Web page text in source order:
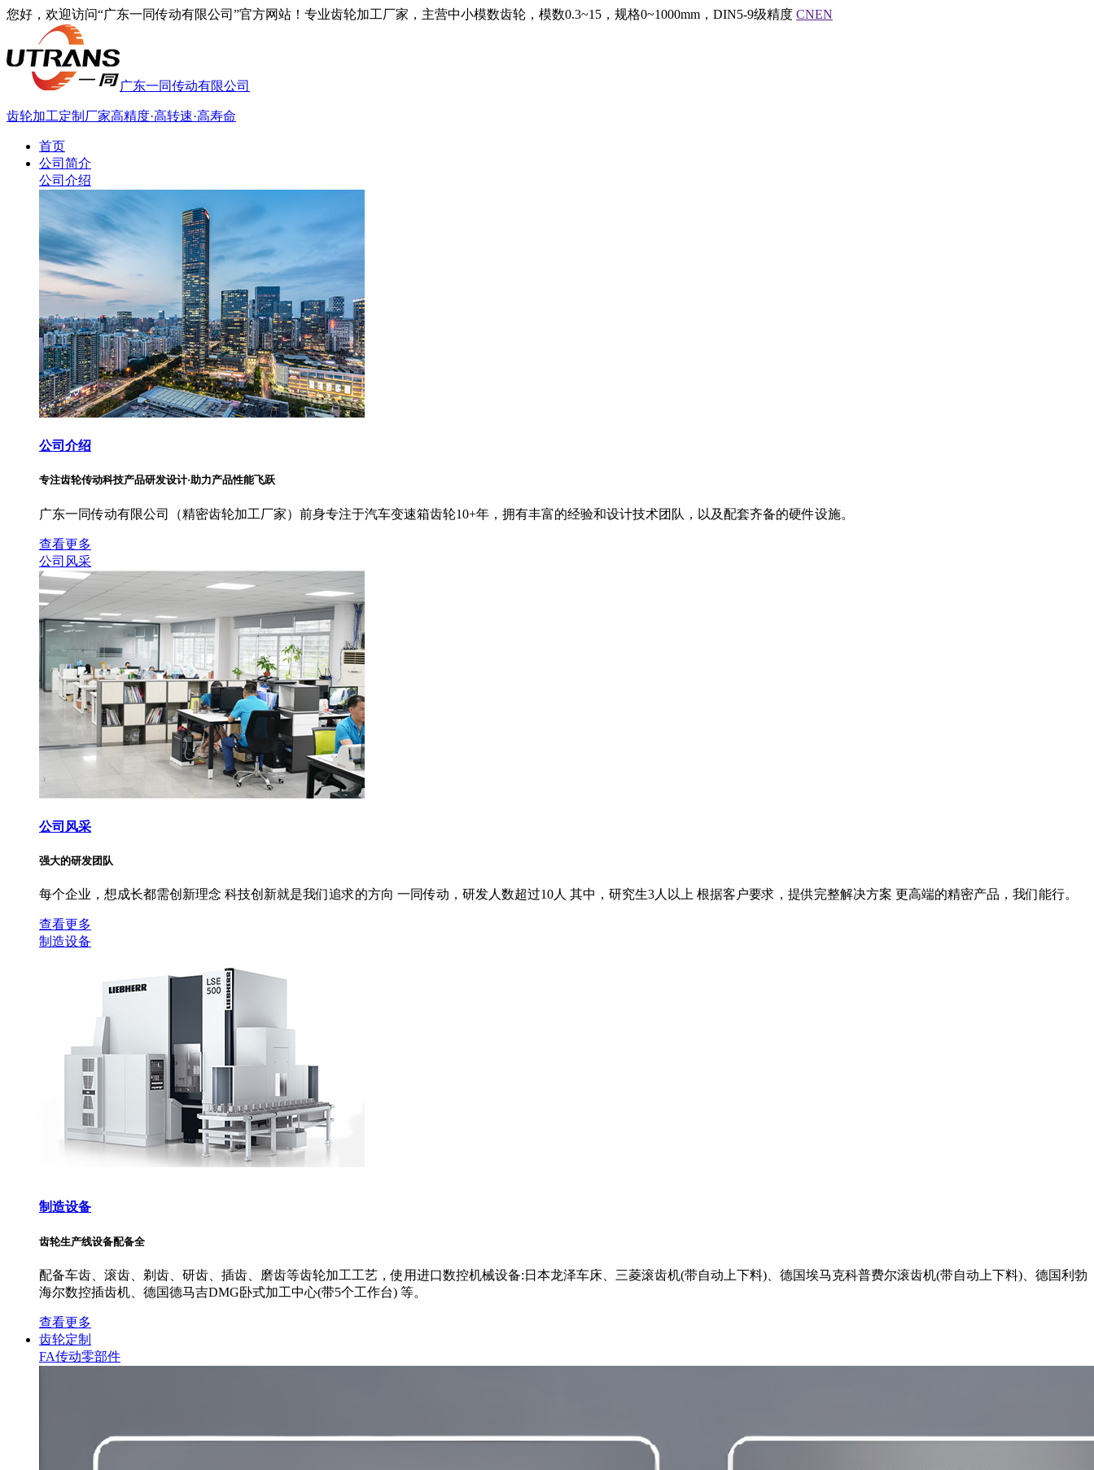
您好，欢迎访问“广东一同传动有限公司”官方网站！专业齿轮加工厂家，主营中小模数齿轮，模数0.3~15，规格0~1000mm，DIN5-9级精度 CNEN
广东一同传动有限公司
齿轮加工定制厂家高精度·高转速·高寿命
首页
公司简介
公司介绍
公司介绍
专注齿轮传动科技产品研发设计·助力产品性能飞跃
广东一同传动有限公司（精密齿轮加工厂家）前身专注于汽车变速箱齿轮10+年，拥有丰富的经验和设计技术团队，以及配套齐备的硬件设施。
查看更多
公司风采
公司风采
强大的研发团队
每个企业，想成长都需创新理念 科技创新就是我们追求的方向 一同传动，研发人数超过10人 其中，研究生3人以上 根据客户要求，提供完整解决方案 更高端的精密产品，我们能行。
查看更多
制造设备
制造设备
齿轮生产线设备配备全
配备车齿、滚齿、剃齿、研齿、插齿、磨齿等齿轮加工工艺，使用进口数控机械设备:日本龙泽车床、三菱滚齿机(带自动上下料)、德国埃马克科普费尔滚齿机(带自动上下料)、德国利勃
海尔数控插齿机、德国德马吉DMG卧式加工中心(带5个工作台) 等。
查看更多
齿轮定制
FA传动零部件